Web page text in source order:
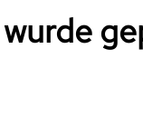
wurde